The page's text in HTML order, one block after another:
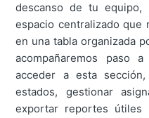
descanso de tu equipo,
espacio centralizado que
en una tabla organizada
acompañaremos paso
acceder a esta
estados, gestionar
exportar reportes útiles